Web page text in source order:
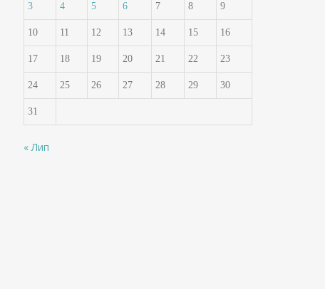
3 4 5 6 7 8 9
10 11 12 13 14 15 16
17 18 19 20 21 22 23
24 25 26 27 28 29 30
31
« Лип